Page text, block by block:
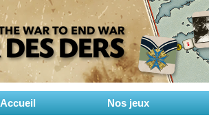
Accueil Nos jeux